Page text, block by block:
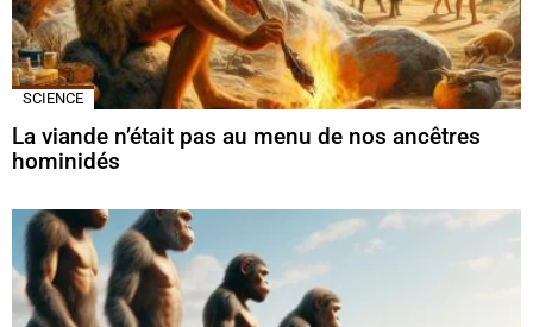
SCIENCE
La viande n’était pas au menu de nos ancêtres
hominidés